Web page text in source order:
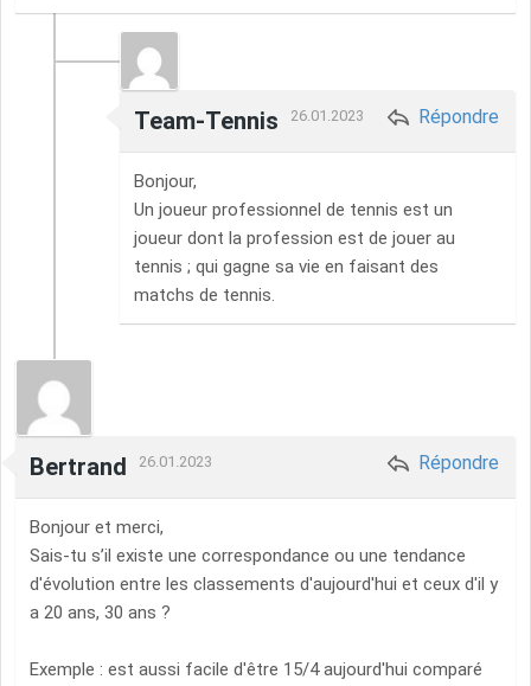
Team-Tennis 26.01.2023 Répondre
Bonjour,
Un joueur professionnel de tennis est un
joueur dont la profession est de jouer au
tennis ; qui gagne sa vie en faisant des
matchs de tennis.
Bertrand 26.01.2023 Répondre
Bonjour et merci,
Sais-tu s’il existe une correspondance ou une tendance
d'évolution entre les classements d'aujourd'hui et ceux d'il y
a 20 ans, 30 ans ?
Exemple : est aussi facile d'être 15/4 aujourd'hui comparé